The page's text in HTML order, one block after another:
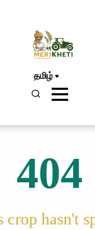
தமிழ்
404
crop hasn't